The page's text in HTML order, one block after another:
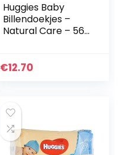
Huggies Baby
Billendoekjes –
Natural Care – 560
Voordeelverpakkin
€12.70